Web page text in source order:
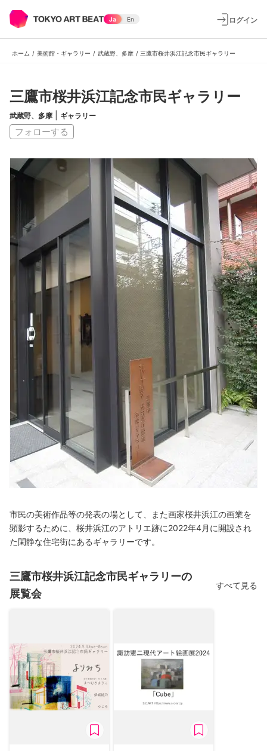
Ja En ログイン
ホーム / 美術館・ギャラリー / 武蔵野、多摩 / 三鷹市桜井浜江記念市民ギャラリー
三鷹市桜井浜江記念市民ギャラリー
武蔵野、多摩 ギャラリー
フォローする
市民の美術作品等の発表の場として、また画家桜井浜江の画業を
顕影するために、桜井浜江のアトリエ跡に2022年4月に開設され
た閑静な住宅街にあるギャラリーです。
三鷹市桜井浜江記念市民ギャラリーの
展覧会
すべて見る